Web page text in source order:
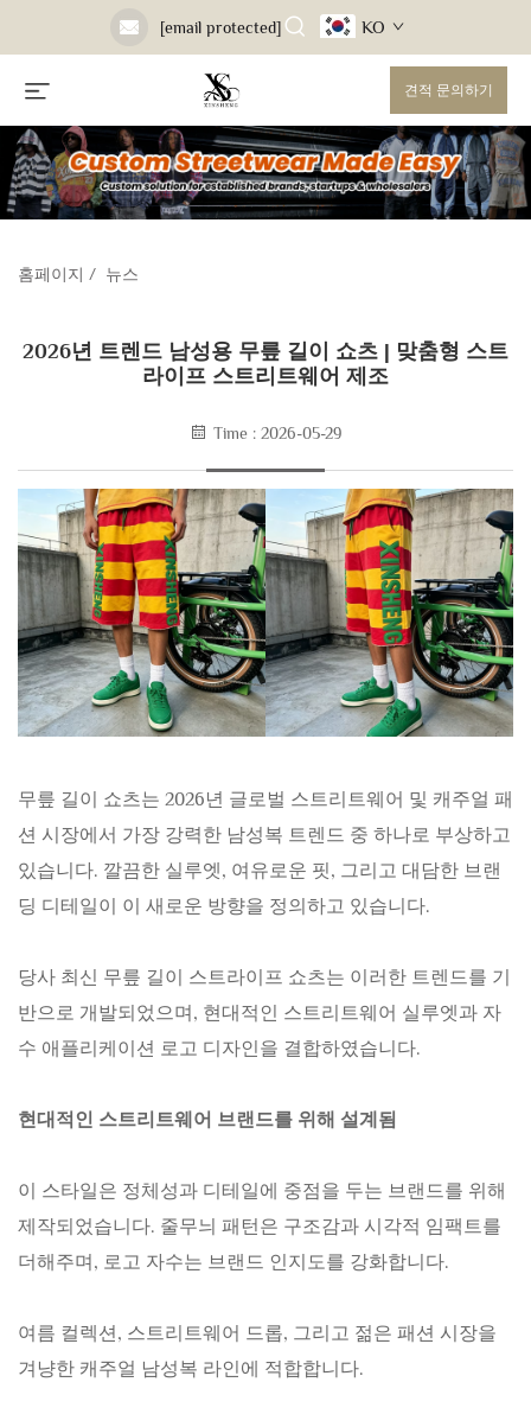
[email protected] KO
견적 문의하기
홈페이지 / 뉴스
2026년 트렌드 남성용 무릎 길이 쇼츠 | 맞춤형 스트
라이프 스트리트웨어 제조
Time : 2026-05-29
무릎 길이 쇼츠는 2026년 글로벌 스트리트웨어 및 캐주얼 패
션 시장에서 가장 강력한 남성복 트렌드 중 하나로 부상하고
있습니다. 깔끔한 실루엣, 여유로운 핏, 그리고 대담한 브랜
딩 디테일이 이 새로운 방향을 정의하고 있습니다.
당사 최신 무릎 길이 스트라이프 쇼츠는 이러한 트렌드를 기
반으로 개발되었으며, 현대적인 스트리트웨어 실루엣과 자
수 애플리케이션 로고 디자인을 결합하였습니다.
현대적인 스트리트웨어 브랜드를 위해 설계됨
이 스타일은 정체성과 디테일에 중점을 두는 브랜드를 위해
제작되었습니다. 줄무늬 패턴은 구조감과 시각적 임팩트를
더해주며, 로고 자수는 브랜드 인지도를 강화합니다.
여름 컬렉션, 스트리트웨어 드롭, 그리고 젊은 패션 시장을
겨냥한 캐주얼 남성복 라인에 적합합니다.